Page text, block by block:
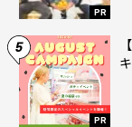
PR
5
PR